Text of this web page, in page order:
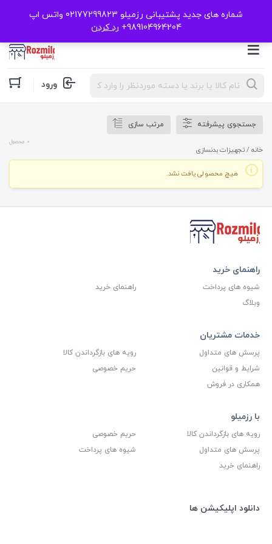
شماره های جدید پشتیبانی رزمیلو 02177299823 واتس اپ
989104964204+
رد کردن
Products
search ورود
جستجوی پیشرفته مرتب سازی
خانه / تجهیزات بدنسازی
0 محصول
هیچ محصولی یافت نشد.
راهنمای خرید
شیوه های پرداخت
راهنمای خرید
وبلاگ
خدمات مشتریان
پرسش های متداول
رویه های بازگرداندن کالا
شرایط و قوانین
حریم خصوصی
همکاری در فروش
با رزمیلو
رویه های بازگرداندن کالا
حریم خصوصی
پرسش های متداول
شیوه های پرداخت
راهنمای خرید
دانلود اپلیکیشن ها